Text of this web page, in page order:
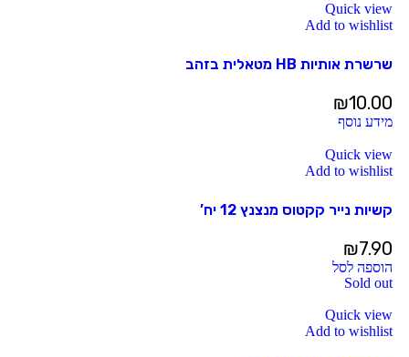
Quick view
Add to wishlist
שרשרת אותיות HB מטאלית בזהב
₪10.00
מידע נוסף
Quick view
Add to wishlist
קשיות נייר קקטוס מנצנץ 12 יח’
₪7.90
הוספה לסל
Sold out
Quick view
Add to wishlist